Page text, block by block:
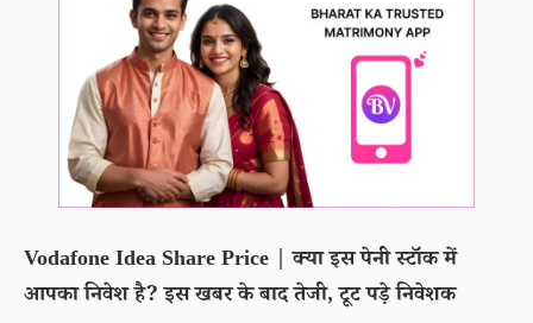
Vodafone Idea Share Price | क्या इस पेनी स्टॉक में
आपका निवेश है? इस खबर के बाद तेजी, टूट पड़े निवेशक